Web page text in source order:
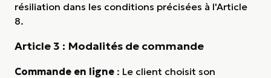
résiliation dans les conditions précisées à l'Article
8.
Article 3 : Modalités de commande
Commande en ligne : Le client choisit son